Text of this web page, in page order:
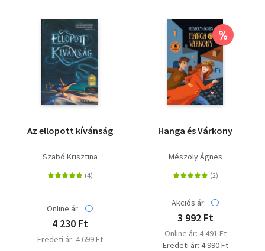
Az ellopott kívánság
Szabó Krisztina
Online ár:
4 230 Ft
Eredeti ár: 4 699 Ft
%
Hanga és Várkony
Mészöly Ágnes
Akciós ár:
3 992 Ft
Online ár: 4 491 Ft
Eredeti ár: 4 990 Ft